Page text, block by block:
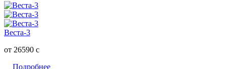
Веста-3
от 26590 c
Подробнее